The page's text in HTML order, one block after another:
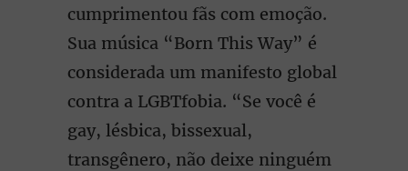
cumprimentou fãs com emoção.
Sua música “Born This Way” é
considerada um manifesto global
contra a LGBTfobia. “Se você é
gay, lésbica, bissexual,
transgênero, não deixe ninguém